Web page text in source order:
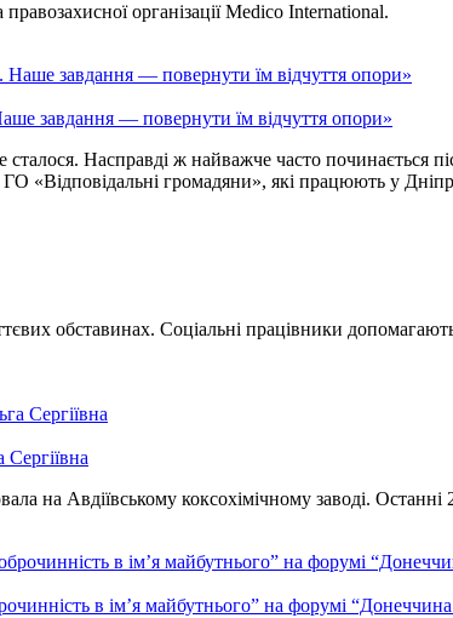
організації Medico International.
завдання — повернути їм відчуття опори»
Насправді ж найважче часто починається
громадяни», які працюють у
обставинах. Соціальні працівники
на Авдіївському коксохімічному заводі. Останні
в ім’я майбутнього” на форумі